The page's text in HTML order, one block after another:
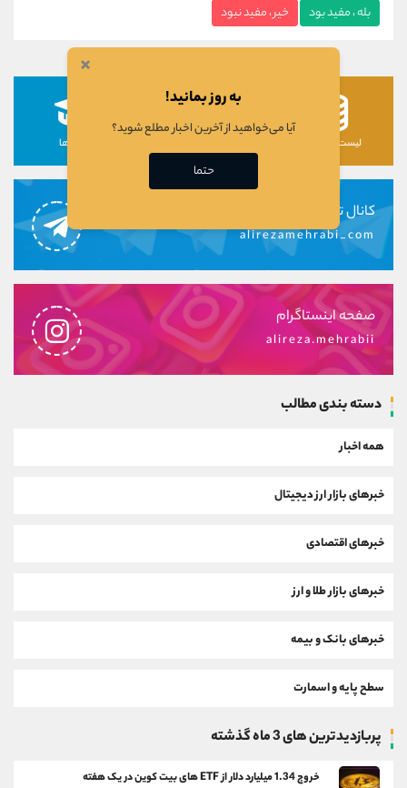
بله ، مفید بود خیر ، مفید نبود
لیست رمزارزها دوره ها
کانال تلگرام
alirezamehrabi_com
صفحه اینستاگرام
alireza.mehrabii
دسته بندی مطالب
همه اخبار
خبرهای بازار ارز دیجیتال
خبرهای اقتصادی
خبرهای بازار طلا و ارز
خبرهای بانک و بیمه
سطح پایه و اسمارت
پربازدیدترین های 3 ماه گذشته
خروج 1.34 میلیارد دلار از ETF های بیت کوین در یک هفته
×
به روز بمانید!
آیا می‌خواهید از آخرین اخبار مطلع شوید؟
حتما